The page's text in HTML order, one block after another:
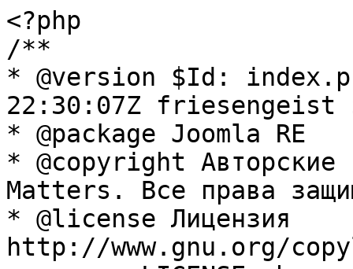
<?php
/**
* @version $Id:
22:30:07Z friesengeist
* @package Joomla RE
* @copyright Авторские
Matters. Все права
* @license Лицензия
http://www.gnu.org/